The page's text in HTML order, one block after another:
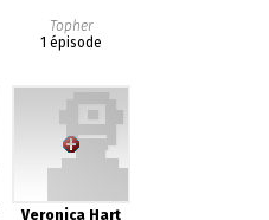
Topher
1 épisode
Veronica Hart